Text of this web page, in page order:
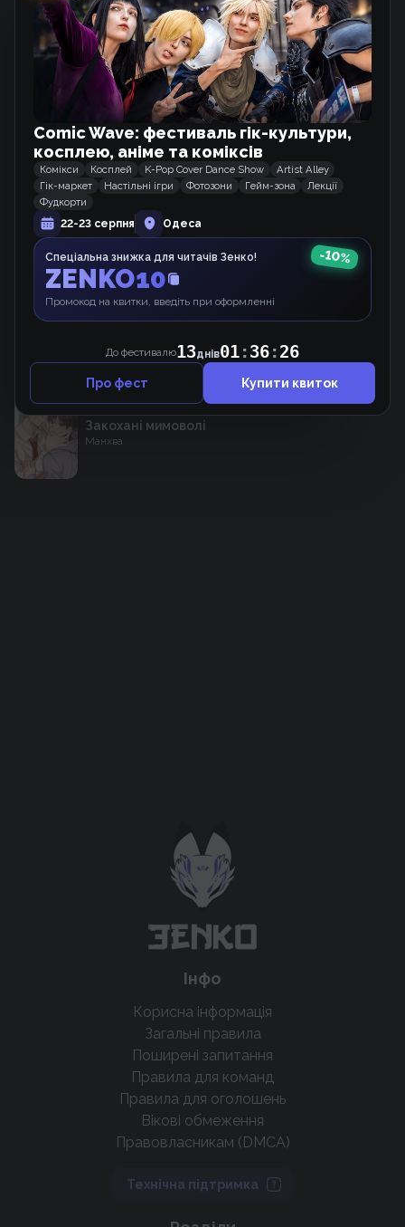
Автор оригіналу
Саекі-сан
Художник
Казутаке Хадзано
Рік випуску
Схожі тайтли
Сусідський ангел сильно мене балує
Манґа
дивиться на мене хтивими очима
Манґа
Закохані мимоволі
Манхва
крутих нововведень
Підтримати проєкт
Інфо
Корисна інформація
Загальні правила
Поширені запитання
Правила для команд
Правила для оголошень
Вікові обмеження
Правовласникам (DMCA)
Технічна підтримка
Comic Wave: фестиваль гік-культури,
косплею, аніме та коміксів
Комікси Косплей K-Pop Cover Dance Show
Artist Alley
Гік-маркет
Настільні ігри Фотозони Гейм-зона
Лекції
Фудкорти
22-23 серпня
Одеса
Спеціальна знижка для читачів Зенко!
ZENKO10
Промокод на квитки, введіть при оформленні
-10%
До фестивалю13днів01:36:26
Про фест Купити квиток